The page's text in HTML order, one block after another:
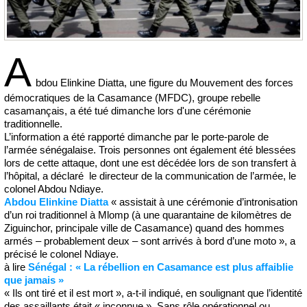
A bdou Elinkine Diatta, une figure du Mouvement des forces
démocratiques de la Casamance (MFDC), groupe rebelle
casamançais, a été tué dimanche lors d'une cérémonie
traditionnelle.
L’information a été rapporté dimanche par le porte-parole de
l’armée sénégalaise. Trois personnes ont également été blessées
lors de cette attaque, dont une est décédée lors de son transfert à
l’hôpital, a déclaré le directeur de la communication de l’armée, le
colonel Abdou Ndiaye.
Abdou Elinkine Diatta« assistait à une cérémonie d’intronisation
d’un roi traditionnel à Mlomp (à une quarantaine de kilomètres de
Ziguinchor, principale ville de Casamance) quand des hommes
armés – probablement deux – sont arrivés à bord d’une moto », a
précisé le colonel Ndiaye.
à lire Sénégal : « La rébellion en Casamance est plus affaiblie
que jamais »
« Ils ont tiré et il est mort », a-t-il indiqué, en soulignant que l’identité